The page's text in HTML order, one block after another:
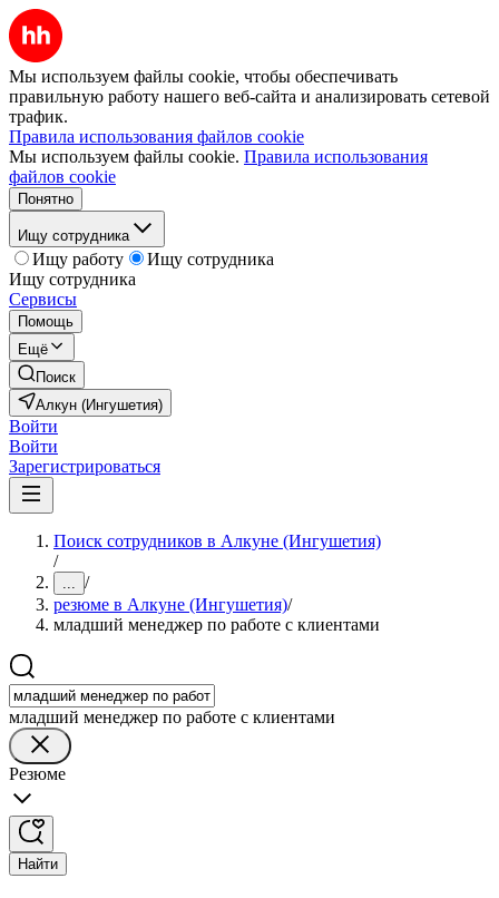
Мы используем файлы cookie, чтобы обеспечивать
правильную работу нашего веб-сайта и анализировать сетевой
трафик.
Правила использования файлов cookie
Мы используем файлы cookie. Правила использования
файлов cookie
Понятно
Ищу сотрудника
Ищу работу
Ищу сотрудника
Ищу сотрудника
Сервисы
Помощь
Ещё
Поиск
Алкун (Ингушетия)
Войти
Войти
Зарегистрироваться
Поиск сотрудников в Алкуне (Ингушетия)
/
... /
резюме в Алкуне (Ингушетия)/
младший менеджер по работе с клиентами
младший менеджер по работе с клиентами
Резюме
Найти